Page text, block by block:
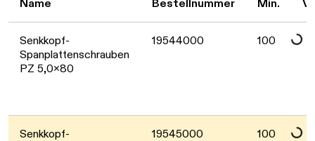
Name Bestellnummer Min.
Senkkopf-
Spanplattenschrauben
PZ 5,0x80
19544000 100
Senkkopf-
19545000 100